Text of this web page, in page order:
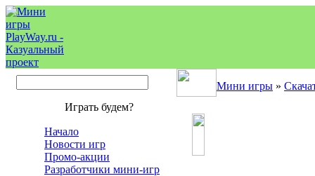
Мини игры »
Играть будем?
Начало
Новости игр
Промо-акции
Разработчики мини-игр